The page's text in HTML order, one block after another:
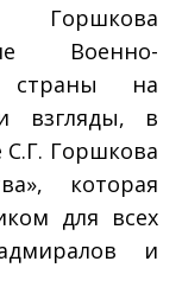
Горшкова
Военно-
страны на
взгляды, в
Горшкова
которая
для всех
и